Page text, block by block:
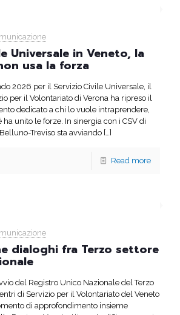
Universale in Veneto, la
usa la forza
2026 per il Servizio Civile Universale, il
per il Volontariato di Verona ha ripreso il
dedicato a chi lo vuole intraprendere,
unito le forze. In sinergia con i CSV di
Treviso sta avviando […]
Read more
dialoghi fra Terzo settore
del Registro Unico Nazionale del Terzo
di Servizio per il Volontariato del Veneto
di approfondimento insieme